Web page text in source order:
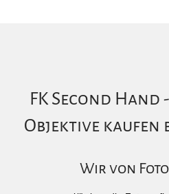
FK Second Hand
Objektive kaufen
Wir von